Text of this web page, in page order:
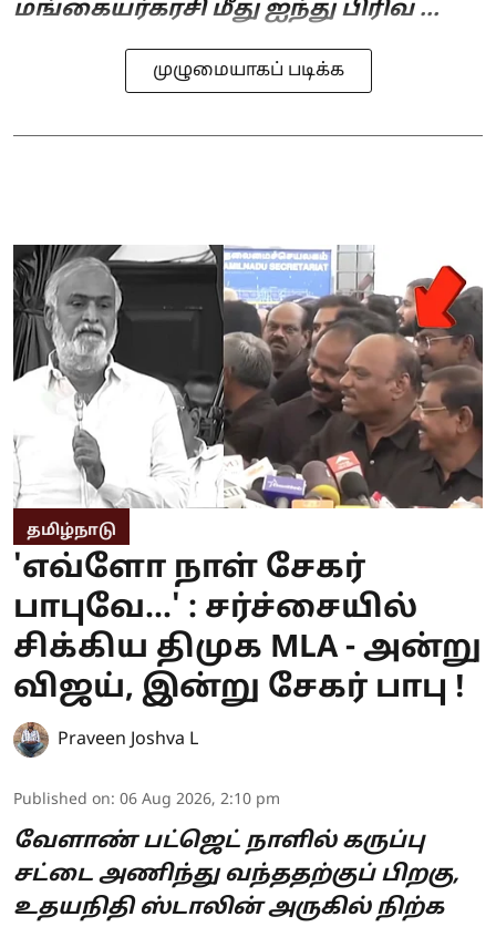
மங்கையர்கரசி மீது ஐந்து பிரிவ ...
முழுமையாகப் படிக்க
தமிழ்நாடு
'எவ்ளோ நாள் சேகர்
பாபுவே...' : சர்ச்சையில்
சிக்கிய திமுக MLA - அன்று
விஜய், இன்று சேகர் பாபு !
Praveen Joshva L
Published on: 06 Aug 2026, 2:10 pm
வேளாண் பட்ஜெட் நாளில் கருப்பு
சட்டை அணிந்து வந்ததற்குப் பிறகு,
உதயநிதி ஸ்டாலின் அருகில் நிற்க